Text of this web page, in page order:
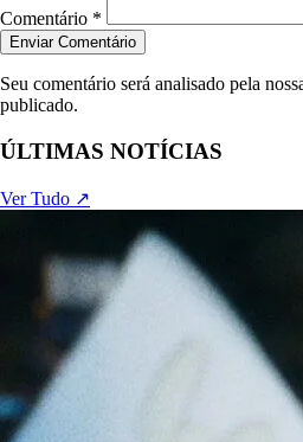
Comentário *
Enviar Comentário
Seu comentário será analisado pela
publicado.
ÚLTIMAS NOTÍCIAS
Ver Tudo ↗